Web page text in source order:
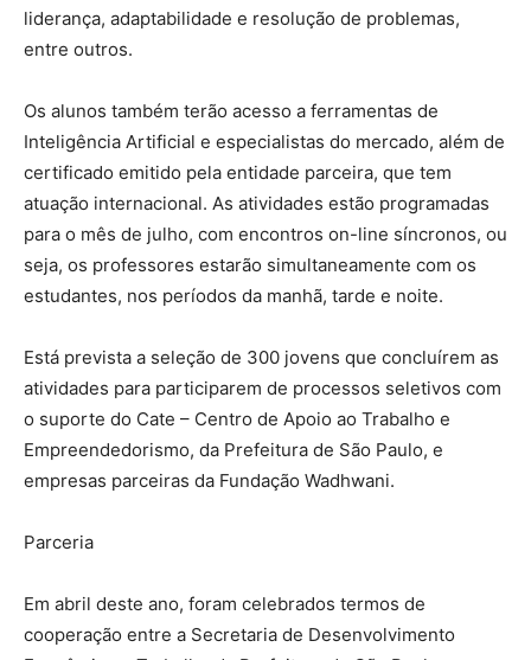
liderança, adaptabilidade e resolução de problemas,
entre outros.
Os alunos também terão acesso a ferramentas de
Inteligência Artificial e especialistas do mercado, além de
certificado emitido pela entidade parceira, que tem
atuação internacional. As atividades estão programadas
para o mês de julho, com encontros on-line síncronos, ou
seja, os professores estarão simultaneamente com os
estudantes, nos períodos da manhã, tarde e noite.
Está prevista a seleção de 300 jovens que concluírem as
atividades para participarem de processos seletivos com
o suporte do Cate – Centro de Apoio ao Trabalho e
Empreendedorismo, da Prefeitura de São Paulo, e
empresas parceiras da Fundação Wadhwani.
Parceria
Em abril deste ano, foram celebrados termos de
cooperação entre a Secretaria de Desenvolvimento